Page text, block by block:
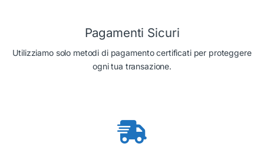
Pagamenti Sicuri
Utilizziamo solo metodi di pagamento certificati per proteggere
ogni tua transazione.